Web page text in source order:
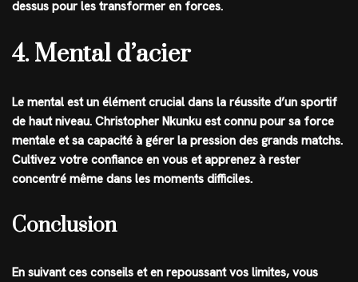
dessus pour les transformer en forces.
4. Mental d’acier
Le mental est un élément crucial dans la réussite d’un sportif
de haut niveau. Christopher Nkunku est connu pour sa force
mentale et sa capacité à gérer la pression des grands matchs.
Cultivez votre confiance en vous et apprenez à rester
concentré même dans les moments difficiles.
Conclusion
En suivant ces conseils et en repoussant vos limites, vous